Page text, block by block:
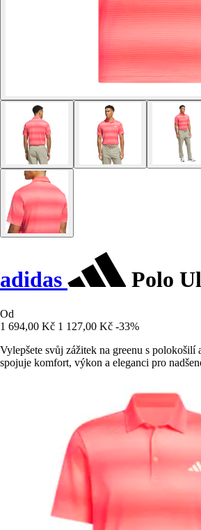
adidas Polo
Od
1 694,00 Kč 1 127,00 Kč -33%
Vylepšete svůj zážitek na greenu s polokošilí
spojuje komfort, výkon a eleganci pro